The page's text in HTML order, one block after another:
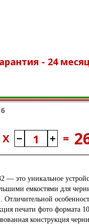
- 24
X =
— это уникальное
емкостями для
Отличительной
печати фото формата
конструкция